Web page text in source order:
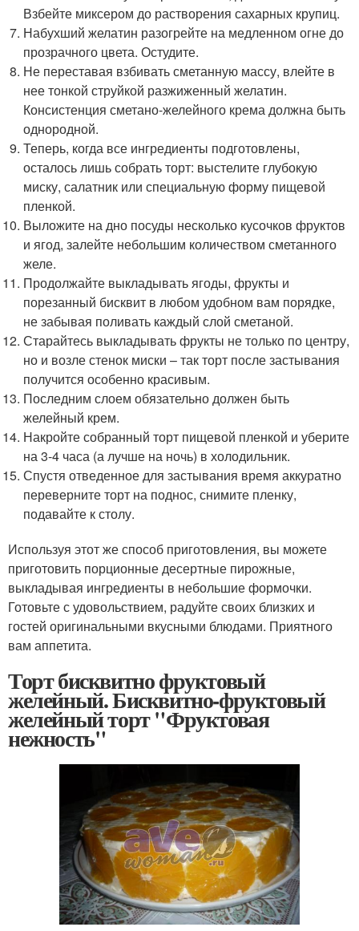
Взбейте миксером до растворения сахарных крупиц.
Набухший желатин разогрейте на медленном огне до
прозрачного цвета. Остудите.
Не переставая взбивать сметанную массу, влейте в
нее тонкой струйкой разжиженный желатин.
Консистенция сметано-желейного крема должна быть
однородной.
Теперь, когда все ингредиенты подготовлены,
осталось лишь собрать торт: выстелите глубокую
миску, салатник или специальную форму пищевой
пленкой.
Выложите на дно посуды несколько кусочков фруктов
и ягод, залейте небольшим количеством сметанного
желе.
Продолжайте выкладывать ягоды, фрукты и
порезанный бисквит в любом удобном вам порядке,
не забывая поливать каждый слой сметаной.
Старайтесь выкладывать фрукты не только по центру,
но и возле стенок миски – так торт после застывания
получится особенно красивым.
Последним слоем обязательно должен быть
желейный крем.
Накройте собранный торт пищевой пленкой и уберите
на 3-4 часа (а лучше на ночь) в холодильник.
Спустя отведенное для застывания время аккуратно
переверните торт на поднос, снимите пленку,
подавайте к столу.
Используя этот же способ приготовления, вы можете
приготовить порционные десертные пирожные,
выкладывая ингредиенты в небольшие формочки.
Готовьте с удовольствием, радуйте своих близких и
гостей оригинальными вкусными блюдами. Приятного
вам аппетита.
Торт бисквитно фруктовый
желейный. Бисквитно-фруктовый
желейный торт "Фруктовая
нежность"